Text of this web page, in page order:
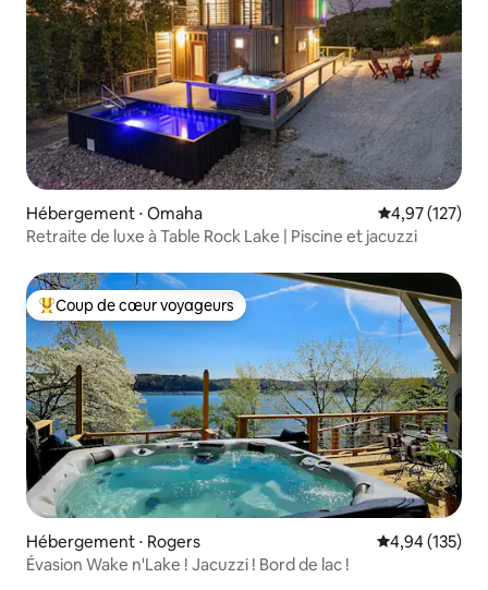
Hébergement ⋅ Omaha Évaluation
4,97 (127)
Retraite de luxe à Table Rock Lake | Piscine et jacuzzi
Coups de cœur voyageurs les plus appréciés
Coup de cœur voyageurs
Hébergement ⋅ Rogers Évaluation
4,94 (135)
Évasion Wake n'Lake ! Jacuzzi ! Bord de lac !